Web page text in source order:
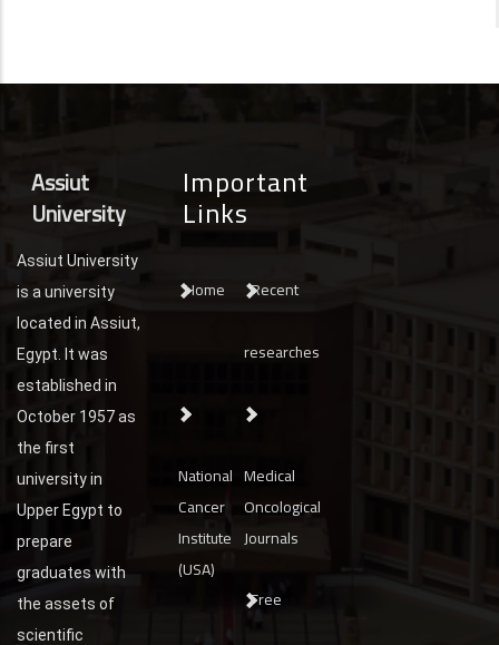
Assiut
University
Assiut University
is a university
located in Assiut,
Egypt. It was
established in
October 1957 as
the first
university in
Upper Egypt to
prepare
graduates with
the assets of
scientific
Important
Links
Home Recent
researches
National
Cancer
Institute
(USA)
Medical
Oncological
Journals
Free